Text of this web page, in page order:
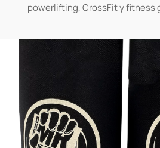
powerlifting, CrossFit y fitness